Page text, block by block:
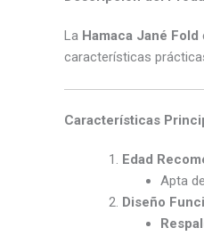
La Hamaca Jané Fold
características
Características
Edad
Apta
Diseño